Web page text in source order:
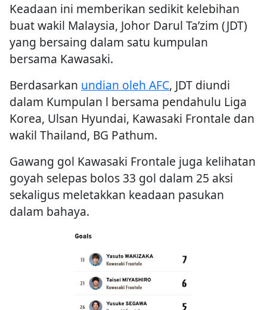
Keadaan ini memberikan sedikit kelebihan
buat wakil Malaysia, Johor Darul Ta’zim (JDT)
yang bersaing dalam satu kumpulan
bersama Kawasaki.
Berdasarkan undian oleh AFC, JDT diundi
dalam Kumpulan l bersama pendahulu Liga
Korea, Ulsan Hyundai, Kawasaki Frontale dan
wakil Thailand, BG Pathum.
Gawang gol Kawasaki Frontale juga kelihatan
goyah selepas bolos 33 gol dalam 25 aksi
sekaligus meletakkan keadaan pasukan
dalam bahaya.